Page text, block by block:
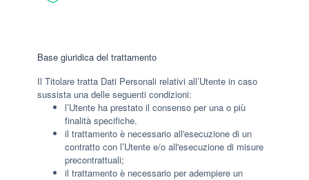
Base giuridica del trattamento
Il Titolare tratta Dati Personali relativi all’Utente in caso
sussista una delle seguenti condizioni:
l’Utente ha prestato il consenso per una o più
finalità specifiche.
il trattamento è necessario all'esecuzione di un
contratto con l’Utente e/o all'esecuzione di misure
precontrattuali;
il trattamento è necessario per adempiere un